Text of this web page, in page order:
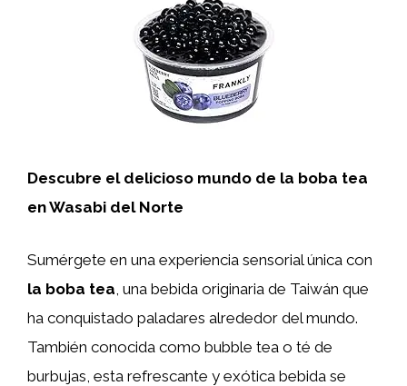
Descubre el delicioso mundo de la boba tea
en Wasabi del Norte
Sumérgete en una experiencia sensorial única con
la boba tea , una bebida originaria de Taiwán que
ha conquistado paladares alrededor del mundo.
También conocida como bubble tea o té de
burbujas, esta refrescante y exótica bebida se